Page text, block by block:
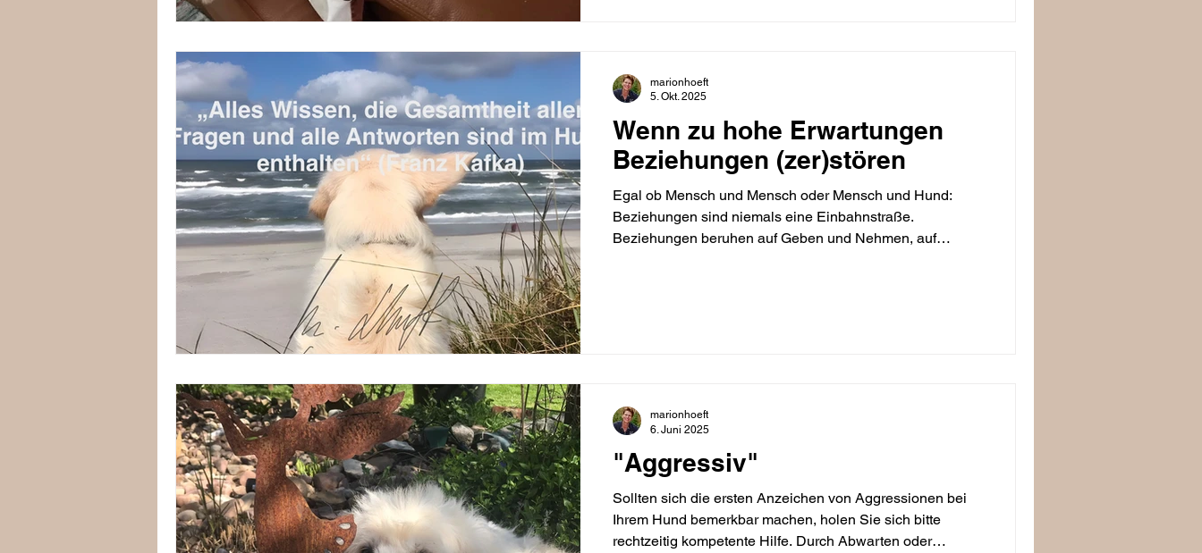
Wenn zu hohe Erwartungen
Beziehungen (zer)stören
Egal ob Mensch und Mensch oder Mensch und Hund:
Beziehungen sind niemals eine Einbahnstraße.
Beziehungen beruhen auf Geben und Nehmen, auf
marionhoeft
5. Okt. 2025
"Aggressiv"
Sollten sich die ersten Anzeichen von Aggressionen bei
Ihrem Hund bemerkbar machen, holen Sie sich bitte
rechtzeitig kompetente Hilfe. Durch Abwarten oder
marionhoeft
6. Juni 2025